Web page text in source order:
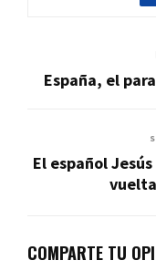
España, el
El español
COMPARTE TU